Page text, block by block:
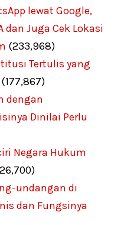
lewat Google,
dan Juga Cek Lokasi
(233,968)
Tertulis yang
(177,867)
dengan
Dinilai Perlu
Negara Hukum
undangan di
dan Fungsinya